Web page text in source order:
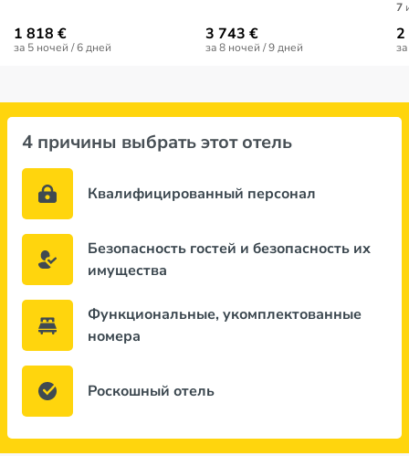
1 818 €
за 5 ночей / 6 дней
3 743 €
за 8 ночей / 9 дней
7
4 причины выбрать этот отель
Квалифицированный персонал
Безопасность гостей и безопасность их
имущества
Функциональные, укомплектованные
номера
Роскошный отель